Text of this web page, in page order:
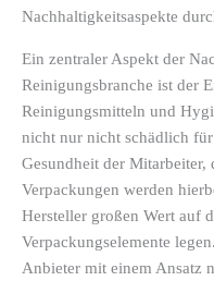
Nachhaltigkeitsaspekte
Ein zentraler Aspekt der
Reinigungsbranche ist der
Reinigungsmitteln und
nicht nur nicht schädlich
Gesundheit der
Verpackungen werden
Hersteller großen Wert auf
Verpackungselemente
Anbieter mit einem Ansatz